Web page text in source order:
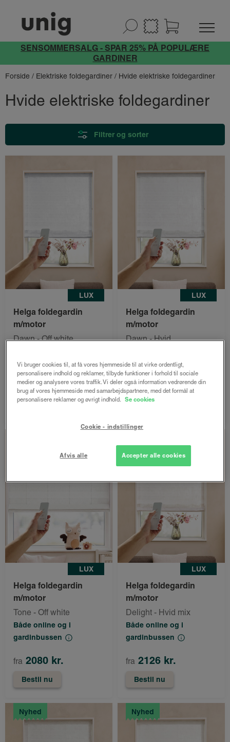
SENSOMMERSALG - SPAR 25% PÅ POPULÆRE
GARDINER
Forside / Elektriske foldegardiner / Hvide elektriske foldegardiner
Hvide elektriske foldegardiner
Filtrer og sorter
LUX
Helga foldegardin
m/motor
Dawn - Off white
gardinbussen
fra 2053 kr.
LUX
Helga foldegardin
m/motor
Dawn - Hvid
gardinbussen
fra 2053 kr.
LUX
Helga foldegardin
m/motor
Tone - Off white
Både online og i
gardinbussen
fra 2080 kr.
Bestil nu
LUX
Helga foldegardin
m/motor
Delight - Hvid mix
Både online og i
gardinbussen
fra 2126 kr.
Bestil nu
Nyhed Nyhed
Vi bruger cookies til, at få vores hjemmeside til at virke ordentligt,
personalisere indhold og reklamer, tilbyde funktioner i forhold til sociale
medier og analysere vores traffik. Vi deler også information vedrørende din
brug af vores hjemmeside med samarbejdspartnere, med det formål at
personalisere reklamer og øvrigt indhold. Se cookies
Cookie - indstillinger
Afvis alle Accepter alle cookies